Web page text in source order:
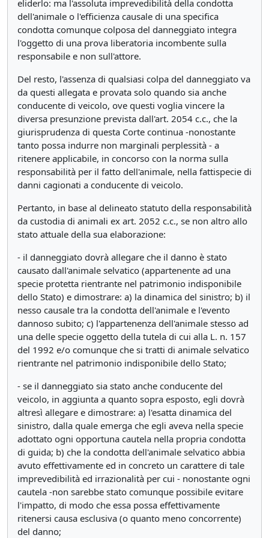
eliderlo: ma l'assoluta imprevedibilità della condotta
dell'animale o l'efficienza causale di una specifica
condotta comunque colposa del danneggiato integra
l'oggetto di una prova liberatoria incombente sulla
responsabile e non sull'attore.
Del resto, l'assenza di qualsiasi colpa del danneggiato va
da questi allegata e provata solo quando sia anche
conducente di veicolo, ove questi voglia vincere la
diversa presunzione prevista dall'art. 2054 c.c., che la
giurisprudenza di questa Corte continua -nonostante
tanto possa indurre non marginali perplessità - a
ritenere applicabile, in concorso con la norma sulla
responsabilità per il fatto dell'animale, nella fattispecie di
danni cagionati a conducente di veicolo.
Pertanto, in base al delineato statuto della responsabilità
da custodia di animali ex art. 2052 c.c., se non altro allo
stato attuale della sua elaborazione:
- il danneggiato dovrà allegare che il danno è stato
causato dall'animale selvatico (appartenente ad una
specie protetta rientrante nel patrimonio indisponibile
dello Stato) e dimostrare: a) la dinamica del sinistro; b) il
nesso causale tra la condotta dell'animale e l'evento
dannoso subito; c) l'appartenenza dell'animale stesso ad
una delle specie oggetto della tutela di cui alla L. n. 157
del 1992 e/o comunque che si tratti di animale selvatico
rientrante nel patrimonio indisponibile dello Stato;
- se il danneggiato sia stato anche conducente del
veicolo, in aggiunta a quanto sopra esposto, egli dovrà
altresì allegare e dimostrare: a) l'esatta dinamica del
sinistro, dalla quale emerga che egli aveva nella specie
adottato ogni opportuna cautela nella propria condotta
di guida; b) che la condotta dell'animale selvatico abbia
avuto effettivamente ed in concreto un carattere di tale
imprevedibilità ed irrazionalità per cui - nonostante ogni
cautela -non sarebbe stato comunque possibile evitare
l'impatto, di modo che essa possa effettivamente
ritenersi causa esclusiva (o quanto meno concorrente)
del danno;